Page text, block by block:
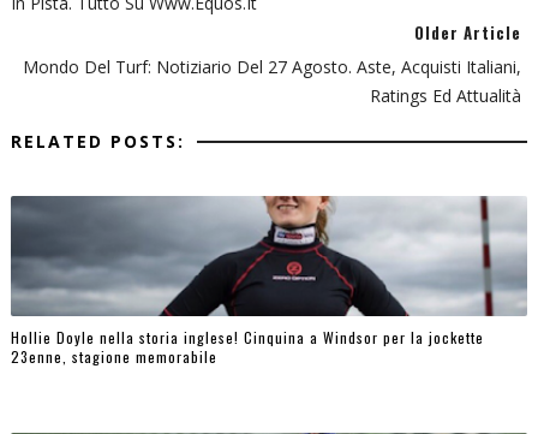
Older Article
Mondo Del Turf: Notiziario Del 27 Agosto. Aste, Acquisti Italiani,
Ratings Ed Attualità
RELATED POSTS:
Hollie Doyle nella storia inglese! Cinquina a Windsor per la jockette
23enne, stagione memorabile